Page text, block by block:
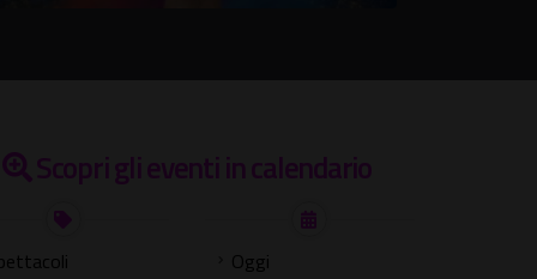
Scopri gli eventi in calendario
Oggi